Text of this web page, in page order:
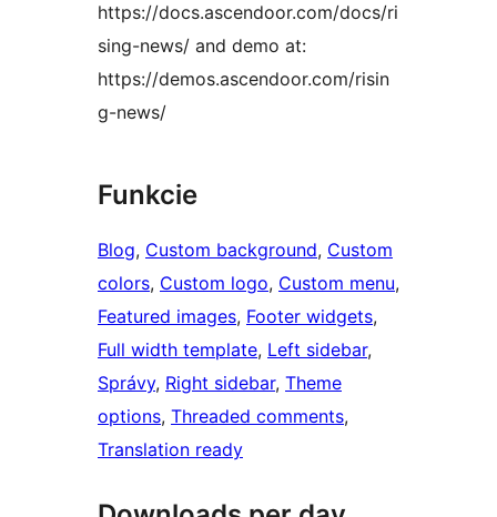
https://docs.ascendoor.com/docs/ri
sing-news/ and demo at:
https://demos.ascendoor.com/risin
g-news/
Funkcie
Blog, Custom background, Custom
colors, Custom logo, Custom menu
Featured images, Footer widgets
Full width template, Left sidebar
Správy, Right sidebar, Theme
options, Threaded comments
Translation ready